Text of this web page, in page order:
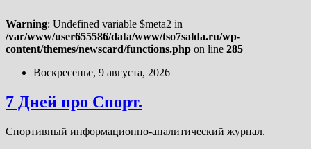
Warning: Undefined variable $meta2 in
/var/www/user655586/data/www/tso7salda.ru/wp-
content/themes/newscard/functions.php on line 285
Перейти
содержимому
Воскресенье, 9 августа, 2026
7 Дней про Спорт.
Спортивный информационно-аналитический журнал.